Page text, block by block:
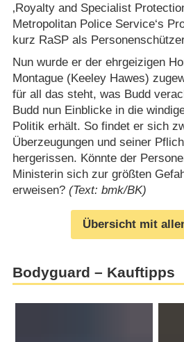
‚Royalty and Specialist
Metropolitan Police Service‘s
kurz RaSP als
Nun wurde er der ehrgeizigen
Montague (Keeley Hawes)
für all das steht, was Budd
Budd nun Einblicke in die
Politik erhält. So findet er sich
Überzeugungen und seiner
hergerissen. Könnte der
Ministerin sich zur größten
erweisen? (Text: bmk/BK)
Übersicht mit
Bodyguard – Kauftipps